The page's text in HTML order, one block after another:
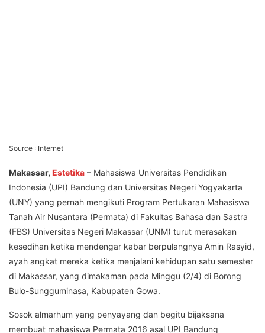
Source : Internet
Makassar, Estetika – Mahasiswa Universitas Pendidikan
Indonesia (UPI) Bandung dan Universitas Negeri Yogyakarta
(UNY) yang pernah mengikuti Program Pertukaran Mahasiswa
Tanah Air Nusantara (Permata) di Fakultas Bahasa dan Sastra
(FBS) Universitas Negeri Makassar (UNM) turut merasakan
kesedihan ketika mendengar kabar berpulangnya Amin Rasyid,
ayah angkat mereka ketika menjalani kehidupan satu semester
di Makassar, yang dimakaman pada Minggu (2/4) di Borong
Bulo-Sungguminasa, Kabupaten Gowa.
Sosok almarhum yang penyayang dan begitu bijaksana
membuat mahasiswa Permata 2016 asal UPI Bandung